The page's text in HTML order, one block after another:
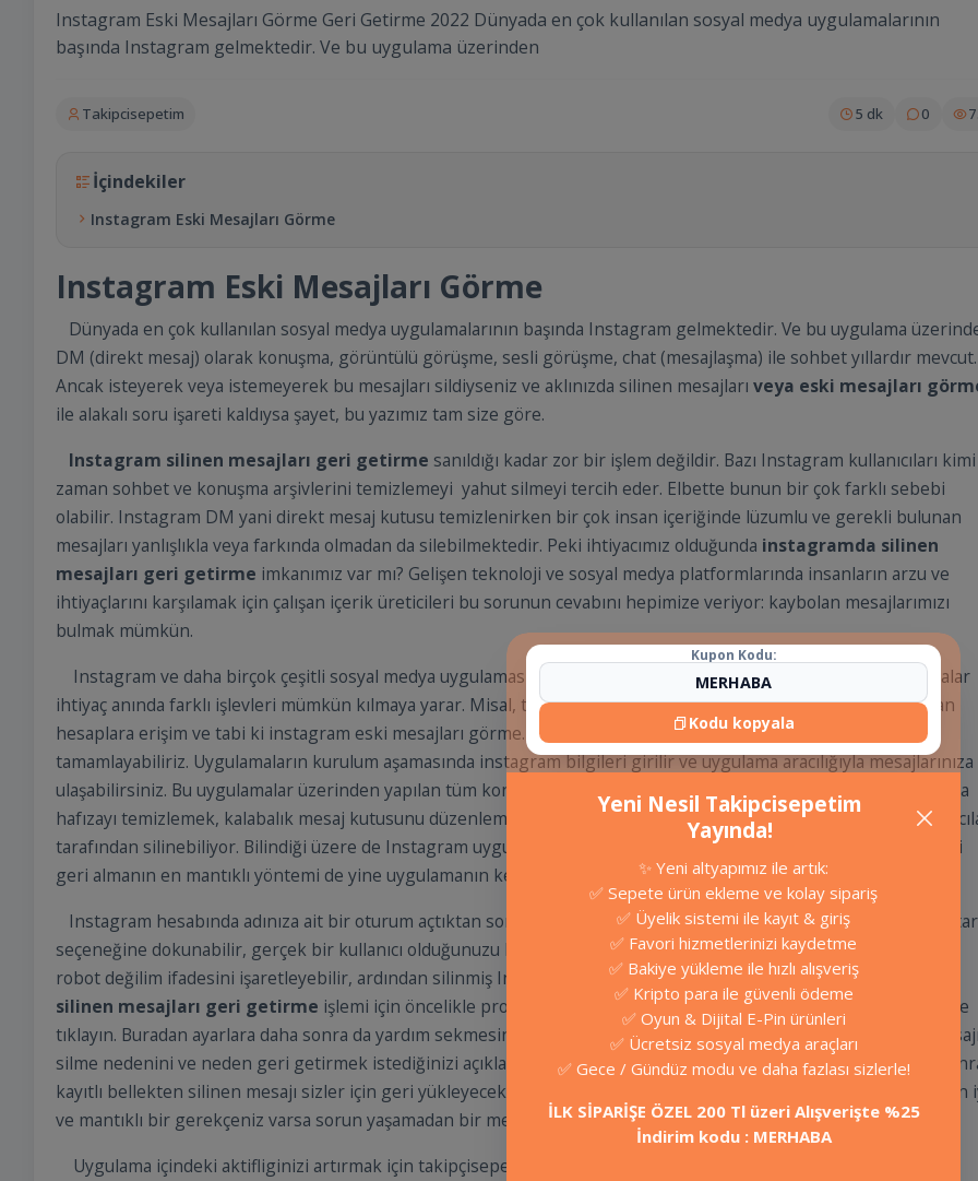
Instagram Eski Mesajları Görme Geri Getirme 2022 Dünyada en çok kullanılan sosyal medya uygulamalarının
başında Instagram gelmektedir. Ve bu uygulama üzerinden
Takipcisepetim 5 dk 0
İçindekiler
Instagram Eski Mesajları Görme
Instagram Eski Mesajları Görme
Dünyada en çok kullanılan sosyal medya uygulamalarının başında Instagram gelmektedir. Ve bu uygulama
DM (direkt mesaj) olarak konuşma, görüntülü görüşme, sesli görüşme, chat (mesajlaşma) ile sohbet yıllardır mevcut.
Ancak isteyerek veya istemeyerek bu mesajları sildiyseniz ve aklınızda silinen mesajları veya eski mesajları
ile alakalı soru işareti kaldıysa şayet, bu yazımız tam size göre.
Instagram silinen mesajları geri getirme sanıldığı kadar zor bir işlem değildir. Bazı Instagram kullanıcıları kimi
zaman sohbet ve konuşma arşivlerini temizlemeyi yahut silmeyi tercih eder. Elbette bunun bir çok farklı sebebi
olabilir. Instagram DM yani direkt mesaj kutusu temizlenirken bir çok insan içeriğinde lüzumlu ve gerekli bulunan
mesajları yanlışlıkla veya farkında olmadan da silebilmektedir. Peki ihtiyacımız olduğunda instagramda silinen
mesajları geri getirme imkanımız var mı? Gelişen teknoloji ve sosyal medya platformlarında insanların arzu ve
ihtiyaçlarını karşılamak için çalışan içerik üreticileri bu sorunun cevabını hepimize veriyor: kaybolan mesajlarımızı
bulmak mümkün.
Instagram ve daha birçok çeşitli sosyal medya uygulaması için uygulamalar türetilmiştir. Türetilen bu uygulamalar
ihtiyaç anında farklı işlevleri mümkün kılmaya yarar. Misal, takipçi kayıtlarını görme, gizli ve herkese açık olmayan
hesaplara erişim ve tabi ki instagram eski mesajları görme. Uygulamaları yükledikten sonra kurulum işlemini
tamamlayabiliriz. Uygulamaların kurulum aşamasında instagram bilgileri girilir ve uygulama aracılığıyla mesajlarınıza
ulaşabilirsiniz. Bu uygulamalar üzerinden yapılan tüm konuşma ve görüşmeler kayıt altında tutulur. Bazı zamanlarda
hafızayı temizlemek, kalabalık mesaj kutusunu düzenlemek, karışık mesajları hizaya getirmek için mesajlar
tarafından silinebiliyor. Bilindiği üzere de Instagram uygulamasında geri dönüşüm kutusu yoktur. Bu silme işlemini
geri almanın en mantıklı yöntemi de yine uygulamanın kendisidir.
Instagram hesabında adınıza ait bir oturum açtıktan sonra mesajlari kurtarma işine başlamak için "Mesajları
seçeneğine dokunabilir, gerçek bir kullanıcı olduğunuzu kanıtlamak için insan doğrulamasını tamamlayabilir, ben
robot değilim ifadesini işaretleyebilir, ardından silinmiş Instagram mesajlarınızı kurtarabilirsiniz. Veya
silinen mesajları geri getirme işlemi için öncelikle profilinize girin. Sağ üst köşede yer alan altalta olan üç çizgiye
tıklayın. Buradan ayarlara daha sonra da yardım sekmesine gidin. Sorun bildir kısmından mesajlaştığınız kişiyi,
silme nedenini ve neden geri getirmek istediğinizi açıklayan açıklayıcı bir metin yazın. Instagram, incelemeden
kayıtlı bellekten silinen mesajı sizler için geri yükleyecektir. Bu işlem bir hafta kadar zaman alabilir. Eğer gerçekten
ve mantıklı bir gerekçeniz varsa sorun yaşamadan bir mesaj içeriğini geri getirebilirsiniz.
Uygulama içindeki aktifliginizi artırmak için takipçisepetim adlı firmamızın popüler hizmetlerinden
Kupon Kodu:
Kodu kopyala
Yeni Nesil Takipcisepetim
Yayında!
✨ Yeni altyapımız ile artık:
✅ Sepete ürün ekleme ve kolay sipariş
✅ Üyelik sistemi ile kayıt & giriş
✅ Favori hizmetlerinizi kaydetme
✅ Bakiye yükleme ile hızlı alışveriş
✅ Kripto para ile güvenli ödeme
✅ Oyun & Dijital E-Pin ürünleri
✅ Ücretsiz sosyal medya araçları
✅ Gece / Gündüz modu ve daha fazlası sizlerle!
İLK SİPARİŞE ÖZEL 200 Tl üzeri Alışverişte %25
İndirim kodu : MERHABA